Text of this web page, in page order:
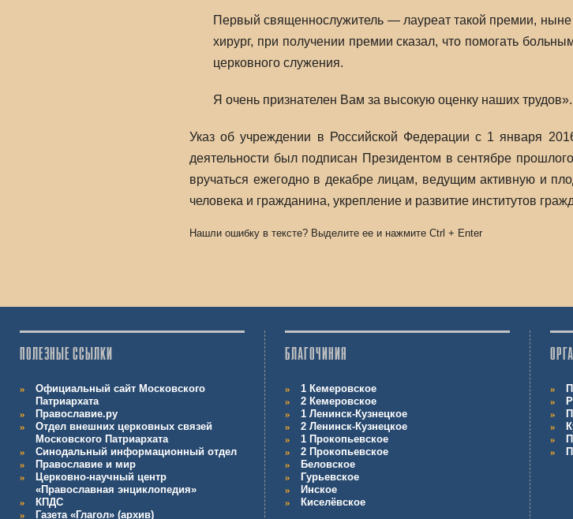
Первый священнослужитель — лауреат такой премии,
хирург, при получении премии сказал, что помогать
церковного служения.
Я очень признателен Вам за высокую оценку наших трудов».
Указ об учреждении в Российской Федерации с 1 января
деятельности был подписан Президентом в сентябре
вручаться ежегодно в декабре лицам, ведущим активную и
человека и гражданина, укрепление и развитие институтов
Нашли ошибку в тексте? Выделите ее и нажмите Ctrl + Enter
ПОЛЕЗНЫЕ ССЫЛКИ
Официальный сайт Московского
Патриархата
Православие.ру
Отдел внешних церковных связей
Московского Патриархата
Синодальный информационный отдел
Православие и мир
Церковно-научный центр
«Православная энциклопедия»
КПДС
Газета «Глагол» (архив)
БЛАГОЧИНИЯ
1 Кемеровское
2 Кемеровское
1 Ленинск-Кузнецкое
2 Ленинск-Кузнецкое
1 Прокопьевское
2 Прокопьевское
Беловское
Гурьевское
Инское
Киселёвское